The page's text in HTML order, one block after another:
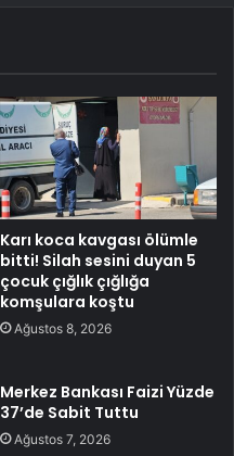
Karı koca kavgası ölümle
bitti! Silah sesini duyan 5
çocuk çığlık çığlığa
komşulara koştu
Ağustos 8, 2026
Merkez Bankası Faizi Yüzde
37’de Sabit Tuttu
Ağustos 7, 2026